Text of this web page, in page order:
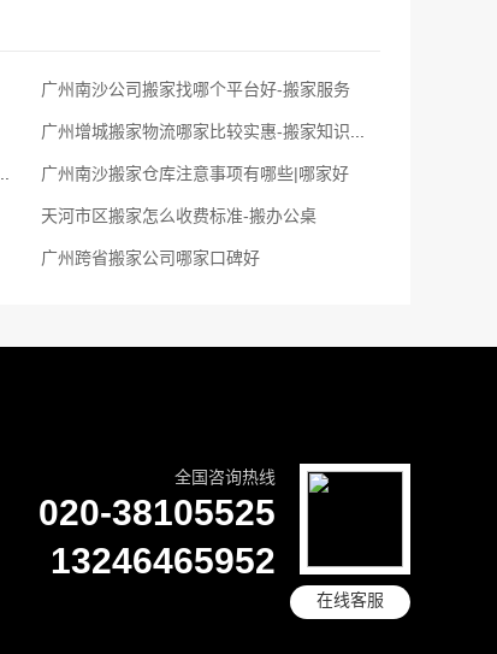
广州南沙公司搬家找哪个平台好-搬家服务
广州增城搬家物流哪家比较实惠-搬家知识分享
联系电话-长短途搬家公司电话 广州南沙搬家仓库注意事项有哪些|哪家好
天河市区搬家怎么收费标准-搬办公桌
广州跨省搬家公司哪家口碑好
全国咨询热线
020-38105525
13246465952
在线客服